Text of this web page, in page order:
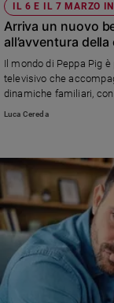
IL 6 E IL 7 MARZO
Arriva un nuovo
all’avventura
Il mondo di Peppa Pig
televisivo che
dinamiche familiari,
unire finzione e realtà»,
Luca Cereda